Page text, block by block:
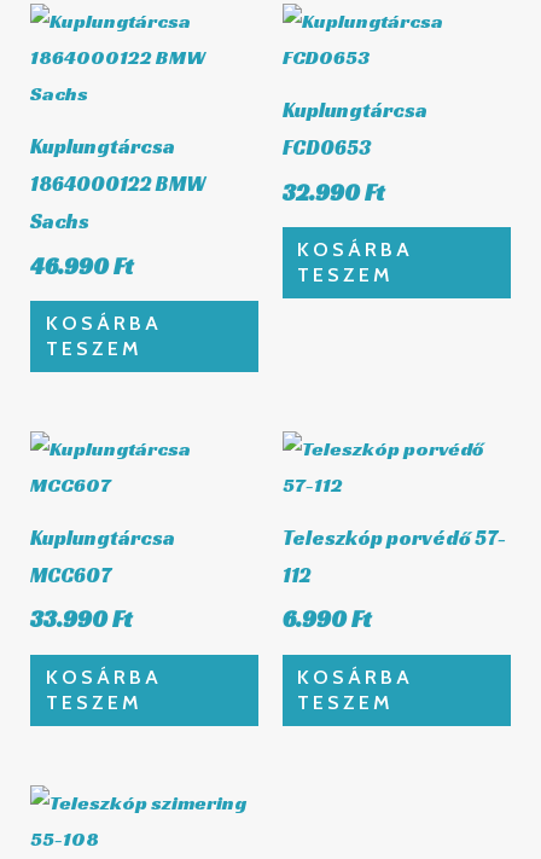
Kuplungtárcsa
1864000122 BMW
Sachs
46.990Ft
KOSÁRBA
TESZEM
Kuplungtárcsa
FCD0653
32.990Ft
KOSÁRBA
TESZEM
Kuplungtárcsa
MCC607
33.990Ft
KOSÁRBA
TESZEM
Teleszkóp porvédő 57-
112
6.990Ft
KOSÁRBA
TESZEM